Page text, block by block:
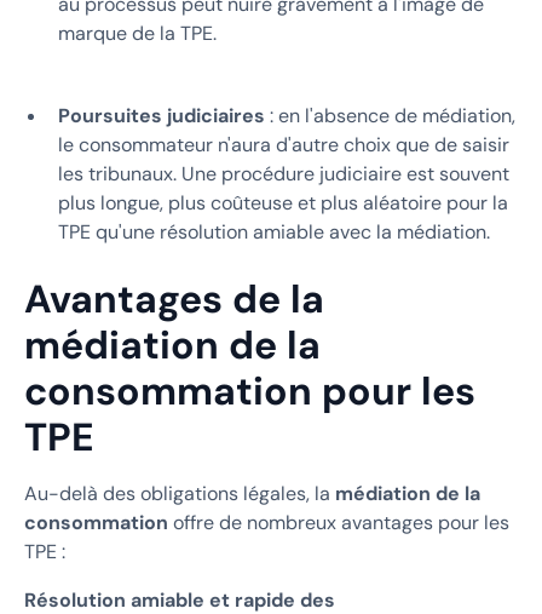
marque de la TPE.
Poursuites judiciaires : en l'absence de médiation,
le consommateur n'aura d'autre choix que de saisir
les tribunaux. Une procédure judiciaire est souvent
plus longue, plus coûteuse et plus aléatoire pour la
TPE qu'une résolution amiable avec la médiation.
Avantages de la
médiation de la
consommation pour les
TPE
Au-delà des obligations légales, la médiation de la
consommation offre de nombreux avantages pour les
TPE :
Résolution amiable et rapide des